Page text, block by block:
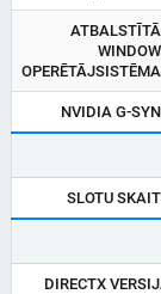
NVIDIA G-
SLOTU
DIRECTX